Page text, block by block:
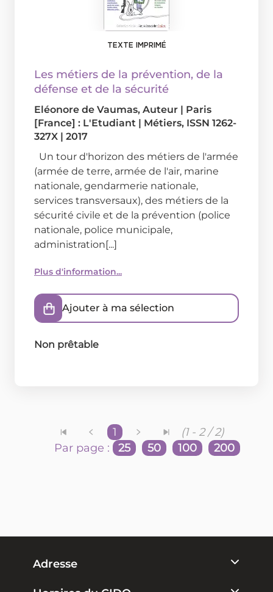
TEXTE IMPRIMÉ
Les métiers de la prévention, de la
défense et de la sécurité
Eléonore de Vaumas, Auteur | Paris
[France] : L'Etudiant | Métiers, ISSN 1262-
327X | 2017
Un tour d'horizon des métiers de l'armée
(armée de terre, armée de l'air, marine
nationale, gendarmerie nationale,
services transversaux), des métiers de la
sécurité civile et de la prévention (police
nationale, police municipale,
administration[...]
Plus d'information...
Ajouter à ma sélection
Non prêtable
1
(1 - 2 / 2)
Par page :
25 50 100 200
Adresse